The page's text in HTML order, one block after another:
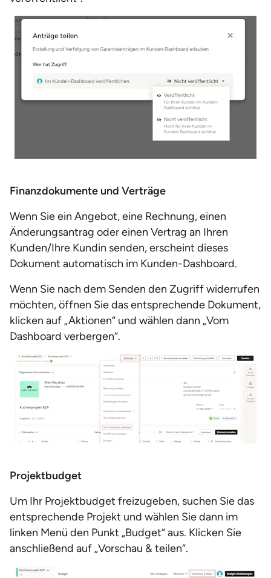
Finanzdokumente und Verträge
Wenn Sie ein Angebot, eine Rechnung, einen
Änderungsantrag oder einen Vertrag an Ihren
Kunden/Ihre Kundin senden, erscheint dieses
Dokument automatisch im Kunden-Dashboard.
Wenn Sie nach dem Senden den Zugriff widerrufen
möchten, öffnen Sie das entsprechende Dokument,
klicken auf „Aktionen“ und wählen dann „Vom
Dashboard verbergen“.
Projektbudget
Um Ihr Projektbudget freizugeben, suchen Sie das
entsprechende Projekt und wählen Sie dann im
linken Menü den Punkt „Budget“ aus. Klicken Sie
anschließend auf „Vorschau & teilen“.